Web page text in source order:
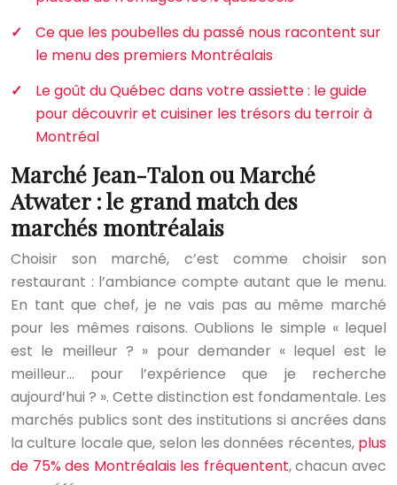
Ce que les poubelles du passé nous racontent sur
le menu des premiers Montréalais
Le goût du Québec dans votre assiette : le guide
pour découvrir et cuisiner les trésors du terroir à
Montréal
Marché Jean-Talon ou Marché
Atwater : le grand match des
marchés montréalais
Choisir son marché, c’est comme choisir son
restaurant : l’ambiance compte autant que le menu.
En tant que chef, je ne vais pas au même marché
pour les mêmes raisons. Oublions le simple « lequel
est le meilleur ? » pour demander « lequel est le
meilleur… pour l’expérience que je recherche
aujourd’hui ? ». Cette distinction est fondamentale. Les
marchés publics sont des institutions si ancrées dans
la culture locale que, selon les données récentes, plus
de 75% des Montréalais les fréquentent, chacun avec